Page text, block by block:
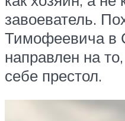
завоеватель.
Тимофеевича в
направлен на
себе престол.